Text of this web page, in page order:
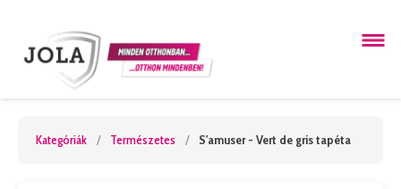
Kategóriák / Természetes / S'amuser - Vert de gris tapéta